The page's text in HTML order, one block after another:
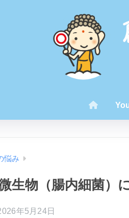
悩み
生物（腸内細菌）
年5月24日